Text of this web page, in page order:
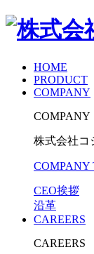
HOME
PRODUCT
COMPANY
COMPANY
株式会社コ
COMPANY
CEO挨拶
沿革
CAREERS
CAREERS